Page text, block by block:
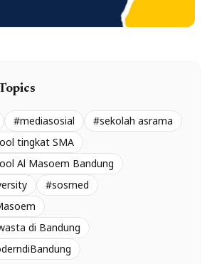
#mediasosial
#sekolah asrama
tingkat SMA
Al Masoem Bandung
#sosmed
di Bandung